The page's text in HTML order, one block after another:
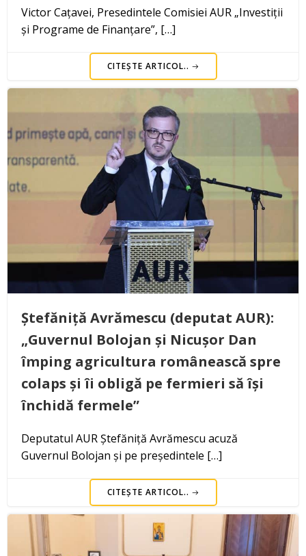
Victor Cațavei, Presedintele Comisiei AUR „Investiții
și Programe de Finanțare”, […]
CITEȘTE ARTICOL..
Ștefăniță Avrămescu (deputat AUR):
„Guvernul Bolojan și Nicușor Dan
împing agricultura românească spre
colaps și îi obligă pe fermieri să își
închidă fermele”
Deputatul AUR Ștefăniță Avrămescu acuză
Guvernul Bolojan și pe președintele […]
CITEȘTE ARTICOL..